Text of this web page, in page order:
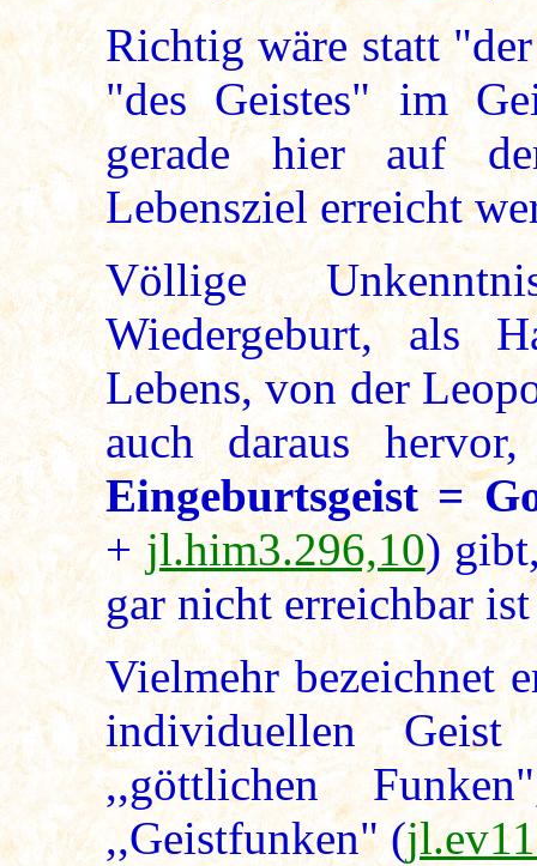
Richtig wäre statt
"des Geistes" im
gerade hier auf
Lebensziel erreicht
Völlige
Wiedergeburt, als
Lebens, von der
auch daraus
Eingeburtsgeist =
+jl.him3.296,10)
gar nicht erreichbar
Vielmehr bezeichnet
individuellen
,,göttlichen
,,Geistfunken" (